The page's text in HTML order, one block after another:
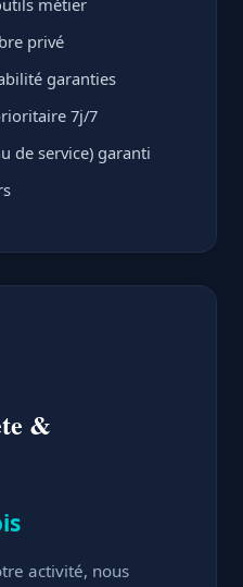
métier
privé
garanties
7j/7
de service) garanti
&
activité, nous